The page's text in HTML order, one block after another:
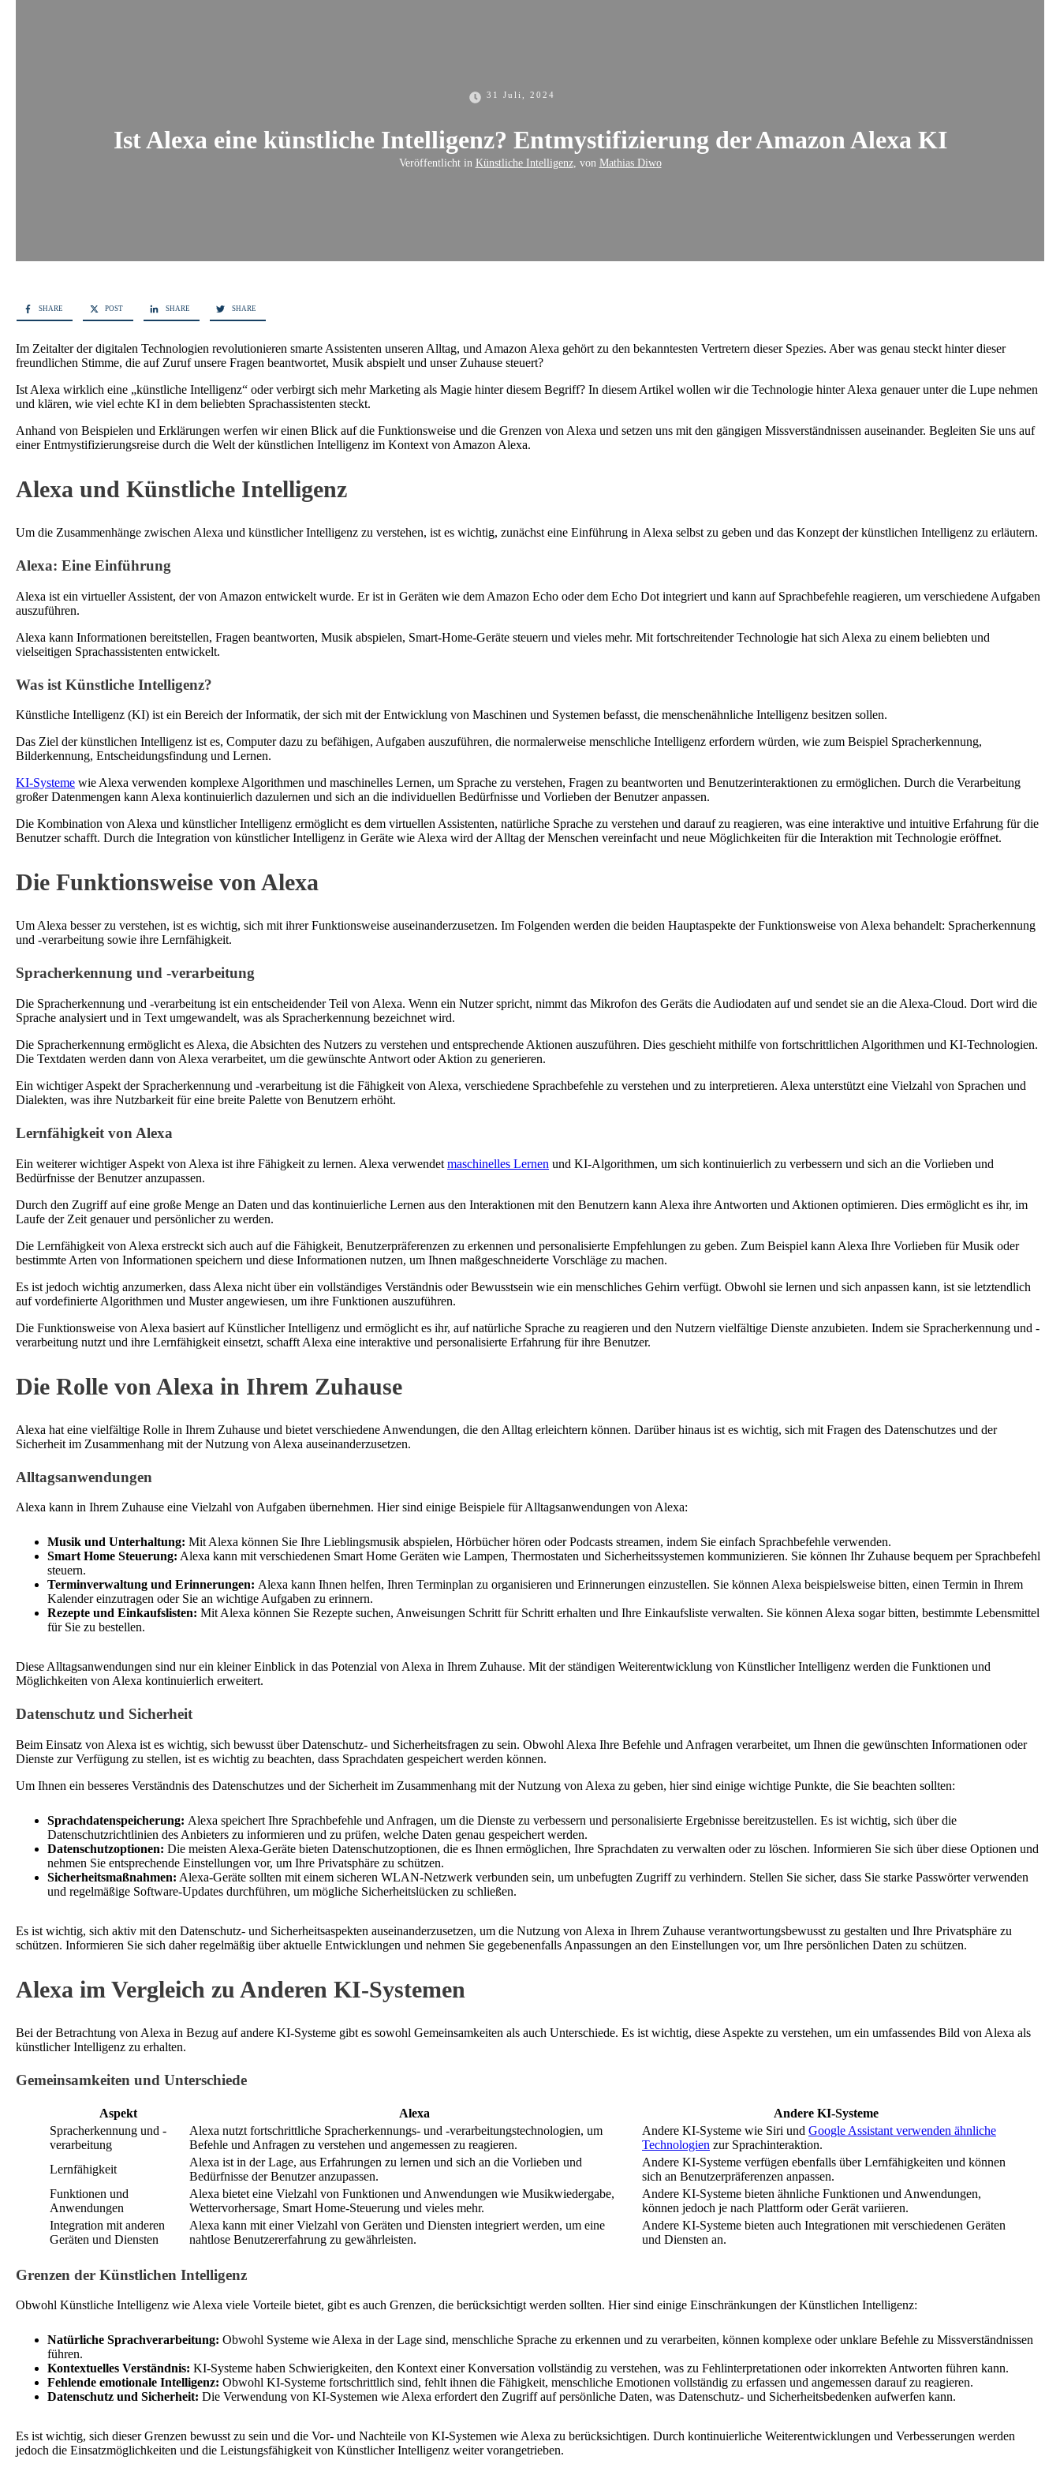
31 Juli, 2024
Ist Alexa eine künstliche Intelligenz? Entmystifizierung der Amazon Alexa KI
Veröffentlicht in Künstliche Intelligenz, von Mathias Diwo
SHARE POST SHARE SHARE
Im Zeitalter der digitalen Technologien revolutionieren smarte Assistenten unseren Alltag, und Amazon Alexa gehört zu den bekanntesten Vertretern dieser Spezies. Aber was genau steckt hinter dieser
freundlichen Stimme, die auf Zuruf unsere Fragen beantwortet, Musik abspielt und unser Zuhause steuert?
Ist Alexa wirklich eine „künstliche Intelligenz“ oder verbirgt sich mehr Marketing als Magie hinter diesem Begriff? In diesem Artikel wollen wir die Technologie hinter Alexa genauer unter die Lupe nehmen
und klären, wie viel echte KI in dem beliebten Sprachassistenten steckt.
Anhand von Beispielen und Erklärungen werfen wir einen Blick auf die Funktionsweise und die Grenzen von Alexa und setzen uns mit den gängigen Missverständnissen auseinander. Begleiten Sie uns auf
einer Entmystifizierungsreise durch die Welt der künstlichen Intelligenz im Kontext von Amazon Alexa.
Alexa und Künstliche Intelligenz
Um die Zusammenhänge zwischen Alexa und künstlicher Intelligenz zu verstehen, ist es wichtig, zunächst eine Einführung in Alexa selbst zu geben und das Konzept der künstlichen Intelligenz zu erläutern.
Alexa: Eine Einführung
Alexa ist ein virtueller Assistent, der von Amazon entwickelt wurde. Er ist in Geräten wie dem Amazon Echo oder dem Echo Dot integriert und kann auf Sprachbefehle reagieren, um verschiedene Aufgaben
auszuführen.
Alexa kann Informationen bereitstellen, Fragen beantworten, Musik abspielen, Smart-Home-Geräte steuern und vieles mehr. Mit fortschreitender Technologie hat sich Alexa zu einem beliebten und
vielseitigen Sprachassistenten entwickelt.
Was ist Künstliche Intelligenz?
Künstliche Intelligenz (KI) ist ein Bereich der Informatik, der sich mit der Entwicklung von Maschinen und Systemen befasst, die menschenähnliche Intelligenz besitzen sollen.
Das Ziel der künstlichen Intelligenz ist es, Computer dazu zu befähigen, Aufgaben auszuführen, die normalerweise menschliche Intelligenz erfordern würden, wie zum Beispiel Spracherkennung,
Bilderkennung, Entscheidungsfindung und Lernen.
KI-Systeme wie Alexa verwenden komplexe Algorithmen und maschinelles Lernen, um Sprache zu verstehen, Fragen zu beantworten und Benutzerinteraktionen zu ermöglichen. Durch die Verarbeitung
großer Datenmengen kann Alexa kontinuierlich dazulernen und sich an die individuellen Bedürfnisse und Vorlieben der Benutzer anpassen.
Die Kombination von Alexa und künstlicher Intelligenz ermöglicht es dem virtuellen Assistenten, natürliche Sprache zu verstehen und darauf zu reagieren, was eine interaktive und intuitive Erfahrung für die
Benutzer schafft. Durch die Integration von künstlicher Intelligenz in Geräte wie Alexa wird der Alltag der Menschen vereinfacht und neue Möglichkeiten für die Interaktion mit Technologie eröffnet.
Die Funktionsweise von Alexa
Um Alexa besser zu verstehen, ist es wichtig, sich mit ihrer Funktionsweise auseinanderzusetzen. Im Folgenden werden die beiden Hauptaspekte der Funktionsweise von Alexa behandelt: Spracherkennung
und -verarbeitung sowie ihre Lernfähigkeit.
Spracherkennung und -verarbeitung
Die Spracherkennung und -verarbeitung ist ein entscheidender Teil von Alexa. Wenn ein Nutzer spricht, nimmt das Mikrofon des Geräts die Audiodaten auf und sendet sie an die Alexa-Cloud. Dort wird die
Sprache analysiert und in Text umgewandelt, was als Spracherkennung bezeichnet wird.
Die Spracherkennung ermöglicht es Alexa, die Absichten des Nutzers zu verstehen und entsprechende Aktionen auszuführen. Dies geschieht mithilfe von fortschrittlichen Algorithmen und KI-Technologien.
Die Textdaten werden dann von Alexa verarbeitet, um die gewünschte Antwort oder Aktion zu generieren.
Ein wichtiger Aspekt der Spracherkennung und -verarbeitung ist die Fähigkeit von Alexa, verschiedene Sprachbefehle zu verstehen und zu interpretieren. Alexa unterstützt eine Vielzahl von Sprachen und
Dialekten, was ihre Nutzbarkeit für eine breite Palette von Benutzern erhöht.
Lernfähigkeit von Alexa
Ein weiterer wichtiger Aspekt von Alexa ist ihre Fähigkeit zu lernen. Alexa verwendet maschinelles Lernen und KI-Algorithmen, um sich kontinuierlich zu verbessern und sich an die Vorlieben und
Bedürfnisse der Benutzer anzupassen.
Durch den Zugriff auf eine große Menge an Daten und das kontinuierliche Lernen aus den Interaktionen mit den Benutzern kann Alexa ihre Antworten und Aktionen optimieren. Dies ermöglicht es ihr, im
Laufe der Zeit genauer und persönlicher zu werden.
Die Lernfähigkeit von Alexa erstreckt sich auch auf die Fähigkeit, Benutzerpräferenzen zu erkennen und personalisierte Empfehlungen zu geben. Zum Beispiel kann Alexa Ihre Vorlieben für Musik oder
bestimmte Arten von Informationen speichern und diese Informationen nutzen, um Ihnen maßgeschneiderte Vorschläge zu machen.
Es ist jedoch wichtig anzumerken, dass Alexa nicht über ein vollständiges Verständnis oder Bewusstsein wie ein menschliches Gehirn verfügt. Obwohl sie lernen und sich anpassen kann, ist sie letztendlich
auf vordefinierte Algorithmen und Muster angewiesen, um ihre Funktionen auszuführen.
Die Funktionsweise von Alexa basiert auf Künstlicher Intelligenz und ermöglicht es ihr, auf natürliche Sprache zu reagieren und den Nutzern vielfältige Dienste anzubieten. Indem sie Spracherkennung und -
verarbeitung nutzt und ihre Lernfähigkeit einsetzt, schafft Alexa eine interaktive und personalisierte Erfahrung für ihre Benutzer.
Die Rolle von Alexa in Ihrem Zuhause
Alexa hat eine vielfältige Rolle in Ihrem Zuhause und bietet verschiedene Anwendungen, die den Alltag erleichtern können. Darüber hinaus ist es wichtig, sich mit Fragen des Datenschutzes und der
Sicherheit im Zusammenhang mit der Nutzung von Alexa auseinanderzusetzen.
Alltagsanwendungen
Alexa kann in Ihrem Zuhause eine Vielzahl von Aufgaben übernehmen. Hier sind einige Beispiele für Alltagsanwendungen von Alexa:
Musik und Unterhaltung: Mit Alexa können Sie Ihre Lieblingsmusik abspielen, Hörbücher hören oder Podcasts streamen, indem Sie einfach Sprachbefehle verwenden.
Smart Home Steuerung: Alexa kann mit verschiedenen Smart Home Geräten wie Lampen, Thermostaten und Sicherheitssystemen kommunizieren. Sie können Ihr Zuhause bequem per Sprachbefehl
steuern.
Terminverwaltung und Erinnerungen: Alexa kann Ihnen helfen, Ihren Terminplan zu organisieren und Erinnerungen einzustellen. Sie können Alexa beispielsweise bitten, einen Termin in Ihrem
Kalender einzutragen oder Sie an wichtige Aufgaben zu erinnern.
Rezepte und Einkaufslisten: Mit Alexa können Sie Rezepte suchen, Anweisungen Schritt für Schritt erhalten und Ihre Einkaufsliste verwalten. Sie können Alexa sogar bitten, bestimmte Lebensmittel
für Sie zu bestellen.
Diese Alltagsanwendungen sind nur ein kleiner Einblick in das Potenzial von Alexa in Ihrem Zuhause. Mit der ständigen Weiterentwicklung von Künstlicher Intelligenz werden die Funktionen und
Möglichkeiten von Alexa kontinuierlich erweitert.
Datenschutz und Sicherheit
Beim Einsatz von Alexa ist es wichtig, sich bewusst über Datenschutz- und Sicherheitsfragen zu sein. Obwohl Alexa Ihre Befehle und Anfragen verarbeitet, um Ihnen die gewünschten Informationen oder
Dienste zur Verfügung zu stellen, ist es wichtig zu beachten, dass Sprachdaten gespeichert werden können.
Um Ihnen ein besseres Verständnis des Datenschutzes und der Sicherheit im Zusammenhang mit der Nutzung von Alexa zu geben, hier sind einige wichtige Punkte, die Sie beachten sollten:
Sprachdatenspeicherung: Alexa speichert Ihre Sprachbefehle und Anfragen, um die Dienste zu verbessern und personalisierte Ergebnisse bereitzustellen. Es ist wichtig, sich über die
Datenschutzrichtlinien des Anbieters zu informieren und zu prüfen, welche Daten genau gespeichert werden.
Datenschutzoptionen: Die meisten Alexa-Geräte bieten Datenschutzoptionen, die es Ihnen ermöglichen, Ihre Sprachdaten zu verwalten oder zu löschen. Informieren Sie sich über diese Optionen und
nehmen Sie entsprechende Einstellungen vor, um Ihre Privatsphäre zu schützen.
Sicherheitsmaßnahmen: Alexa-Geräte sollten mit einem sicheren WLAN-Netzwerk verbunden sein, um unbefugten Zugriff zu verhindern. Stellen Sie sicher, dass Sie starke Passwörter verwenden
und regelmäßige Software-Updates durchführen, um mögliche Sicherheitslücken zu schließen.
Es ist wichtig, sich aktiv mit den Datenschutz- und Sicherheitsaspekten auseinanderzusetzen, um die Nutzung von Alexa in Ihrem Zuhause verantwortungsbewusst zu gestalten und Ihre Privatsphäre zu
schützen. Informieren Sie sich daher regelmäßig über aktuelle Entwicklungen und nehmen Sie gegebenenfalls Anpassungen an den Einstellungen vor, um Ihre persönlichen Daten zu schützen.
Alexa im Vergleich zu Anderen KI-Systemen
Bei der Betrachtung von Alexa in Bezug auf andere KI-Systeme gibt es sowohl Gemeinsamkeiten als auch Unterschiede. Es ist wichtig, diese Aspekte zu verstehen, um ein umfassendes Bild von Alexa als
künstlicher Intelligenz zu erhalten.
Gemeinsamkeiten und Unterschiede
Aspekt Alexa
Andere KI-Systeme
Spracherkennung und -
verarbeitung
Alexa nutzt fortschrittliche Spracherkennungs- und -verarbeitungstechnologien, um
Befehle und Anfragen zu verstehen und angemessen zu reagieren.
Andere KI-Systeme wie Siri und Google Assistant verwenden ähnliche
Technologien zur Sprachinteraktion.
Lernfähigkeit
Alexa ist in der Lage, aus Erfahrungen zu lernen und sich an die Vorlieben und
Bedürfnisse der Benutzer anzupassen.
Andere KI-Systeme verfügen ebenfalls über Lernfähigkeiten und können
sich an Benutzerpräferenzen anpassen.
Funktionen und
Anwendungen
Alexa bietet eine Vielzahl von Funktionen und Anwendungen wie Musikwiedergabe,
Wettervorhersage, Smart Home-Steuerung und vieles mehr.
Andere KI-Systeme bieten ähnliche Funktionen und Anwendungen,
können jedoch je nach Plattform oder Gerät variieren.
Integration mit anderen
Geräten und Diensten
Alexa kann mit einer Vielzahl von Geräten und Diensten integriert werden, um eine
nahtlose Benutzererfahrung zu gewährleisten.
Andere KI-Systeme bieten auch Integrationen mit verschiedenen Geräten
und Diensten an.
Grenzen der Künstlichen Intelligenz
Obwohl Künstliche Intelligenz wie Alexa viele Vorteile bietet, gibt es auch Grenzen, die berücksichtigt werden sollten. Hier sind einige Einschränkungen der Künstlichen Intelligenz:
Natürliche Sprachverarbeitung: Obwohl Systeme wie Alexa in der Lage sind, menschliche Sprache zu erkennen und zu verarbeiten, können komplexe oder unklare Befehle zu Missverständnissen
führen.
Kontextuelles Verständnis: KI-Systeme haben Schwierigkeiten, den Kontext einer Konversation vollständig zu verstehen, was zu Fehlinterpretationen oder inkorrekten Antworten führen kann.
Fehlende emotionale Intelligenz: Obwohl KI-Systeme fortschrittlich sind, fehlt ihnen die Fähigkeit, menschliche Emotionen vollständig zu erfassen und angemessen darauf zu reagieren.
Datenschutz und Sicherheit: Die Verwendung von KI-Systemen wie Alexa erfordert den Zugriff auf persönliche Daten, was Datenschutz- und Sicherheitsbedenken aufwerfen kann.
Es ist wichtig, sich dieser Grenzen bewusst zu sein und die Vor- und Nachteile von KI-Systemen wie Alexa zu berücksichtigen. Durch kontinuierliche Weiterentwicklungen und Verbesserungen werden
jedoch die Einsatzmöglichkeiten und die Leistungsfähigkeit von Künstlicher Intelligenz weiter vorangetrieben.